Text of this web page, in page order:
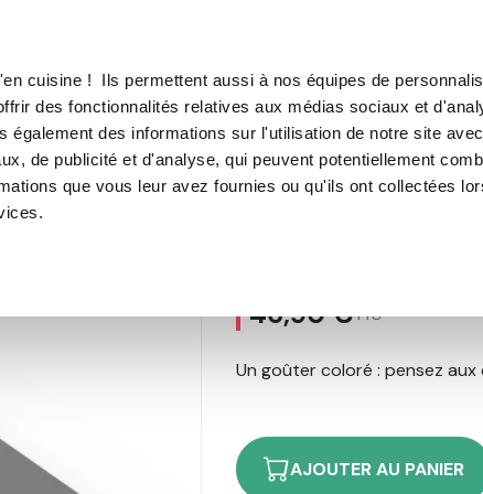
cuisine ! Ils permettent aussi à nos équipes de
des fonctionnalités relatives aux médias sociaux et
également des informations sur l'utilisation de notre site
de publicité et d'analyse, qui peuvent potentiellement
que vous leur avez fournies ou qu'ils ont collectées
VIDE MACHINE À CAFÉ MACHINE À GLACE
8 Donuts OHRA®
46,90 €TTC
Un goûter coloré : pensez aux
AJOUTER AU PANIER